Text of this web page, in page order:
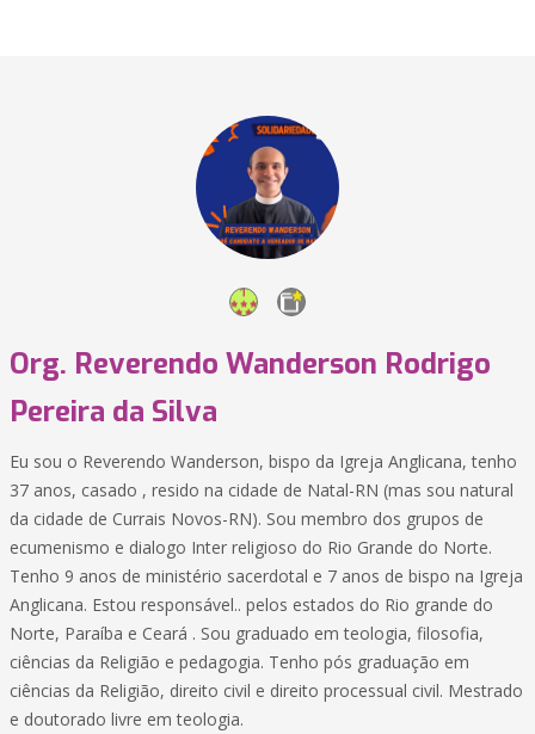
Org. Reverendo Wanderson Rodrigo
Pereira da Silva
Eu sou o Reverendo Wanderson, bispo da Igreja Anglicana, tenho
37 anos, casado , resido na cidade de Natal-RN (mas sou natural
da cidade de Currais Novos-RN). Sou membro dos grupos de
ecumenismo e dialogo Inter religioso do Rio Grande do Norte.
Tenho 9 anos de ministério sacerdotal e 7 anos de bispo na Igreja
Anglicana. Estou responsável.. pelos estados do Rio grande do
Norte, Paraíba e Ceará . Sou graduado em teologia, filosofia,
ciências da Religião e pedagogia. Tenho pós graduação em
ciências da Religião, direito civil e direito processual civil. Mestrado
e doutorado livre em teologia.